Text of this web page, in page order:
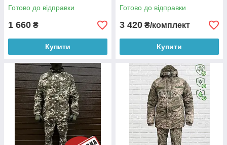
Готово до відправки
1 660 ₴
Купити
Готово до відправки
3 420 ₴/комплект
Купити